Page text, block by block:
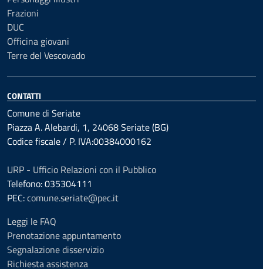
Frazioni
DUC
Officina giovani
Terre del Vescovado
CONTATTI
Comune di Seriate
Piazza A. Alebardi, 1, 24068 Seriate (BG)
Codice fiscale / P. IVA:00384000162
URP - Ufficio Relazioni con il Pubblico
Telefono: 035304111
PEC:comune.seriate@pec.it
Leggi le FAQ
Prenotazione appuntamento
Segnalazione disservizio
Richiesta assistenza